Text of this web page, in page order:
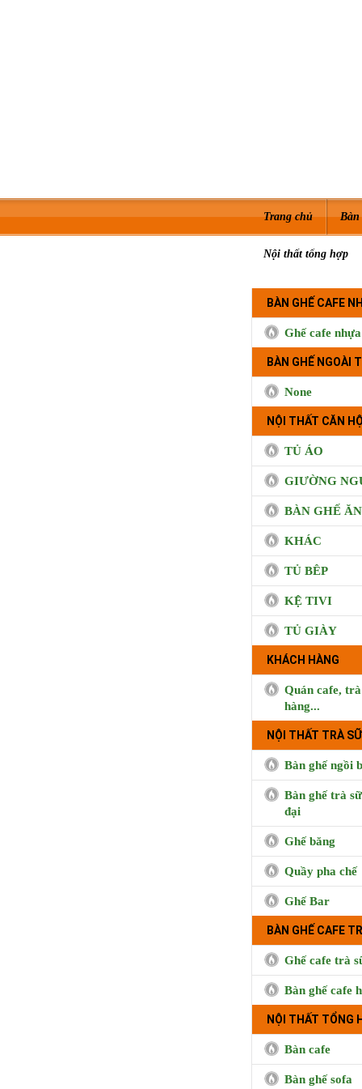
Trang chủ Bàn
Nội thất tổng hợp
BÀN GHẾ CAFE
Ghế cafe nhựa
BÀN GHẾ NGOÀI
None
NỘI THẤT CĂN
TỦ ÁO
GIƯỜNG
BÀN GHẾ ĂN
KHÁC
TỦ BÊP
KỆ TIVI
TỦ GIÀY
KHÁCH HÀNG
Quán cafe,
hàng...
NỘI THẤT TRÀ
Bàn ghế ngồi
Bàn ghế trà
đại
Ghế băng
Quầy pha chế
Ghế Bar
BÀN GHẾ CAFE
Ghế cafe trà
Bàn ghế cafe
NỘI THẤT TỔNG
Bàn cafe
Bàn ghế sofa
BUI